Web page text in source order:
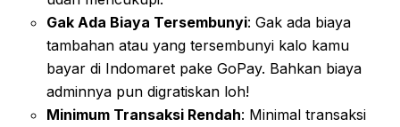
Gak Ada Biaya Tersembunyi: Gak ada biaya
tambahan atau yang tersembunyi kalo kamu
bayar di Indomaret pake GoPay. Bahkan biaya
adminnya pun digratiskan loh!
Minimum Transaksi Rendah: Minimal transaksi